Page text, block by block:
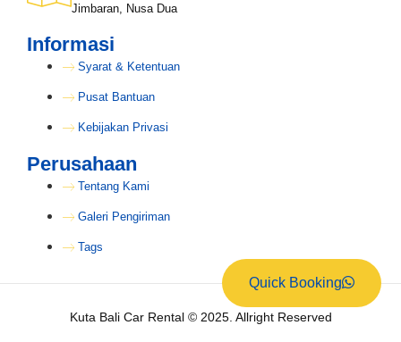
Quick Booking
Jimbaran, Nusa Dua
Informasi
Syarat & Ketentuan
Pusat Bantuan
Kebijakan Privasi
Perusahaan
Tentang Kami
Galeri Pengiriman
Tags
Kuta Bali Car Rental © 2025. Allright Reserved